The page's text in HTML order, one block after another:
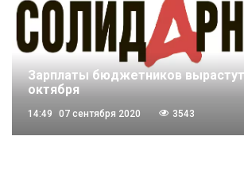
Зарплаты бюджетников вырастут
октября
14:49 07 сентября 2020 3543